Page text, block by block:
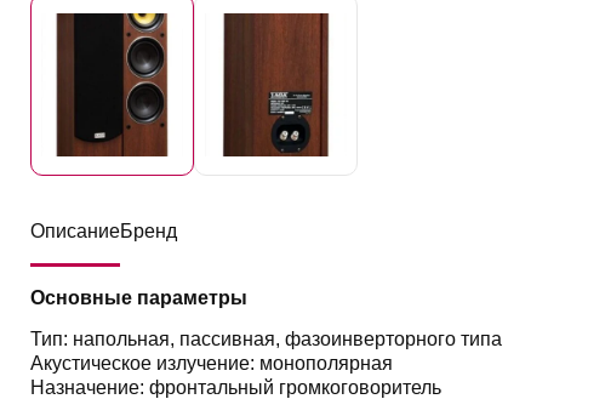
ОписаниеБренд
Основные параметры
Тип: напольная, пассивная, фазоинверторного типа
Акустическое излучение: монополярная
Назначение: фронтальный громкоговоритель